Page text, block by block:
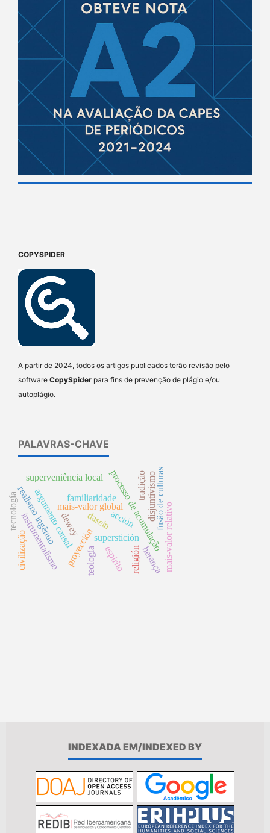
COPYSPIDER
A partir de 2024, todos os artigos publicados terão revisão pelo
software CopySpider para fins de prevenção de plágio e/ou
autoplágio.
PALAVRAS-CHAVE
argumento causal superstición
proyección processo de acumulação
mais-valor global mais-valor relativo
superveniência local disjuntivismo
religión
realismo ingênuo
tecnologíainstrumentalismodewey
teología espirito
familiaridade
dasein
herança
tradição fusão de culturas
acción
civilização
INDEXADA EM/INDEXED BY